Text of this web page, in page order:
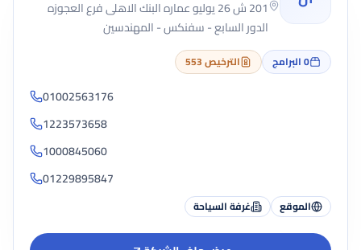
201 ش 26 يوليو عماره البنك الاهلى فرع العجوزه
الدور السابع - سفنكس - المهندسين
0البرامج الترخيص 553
01002563176
1223573658
1000845060
01229895847
الموقع غرفة السياحة